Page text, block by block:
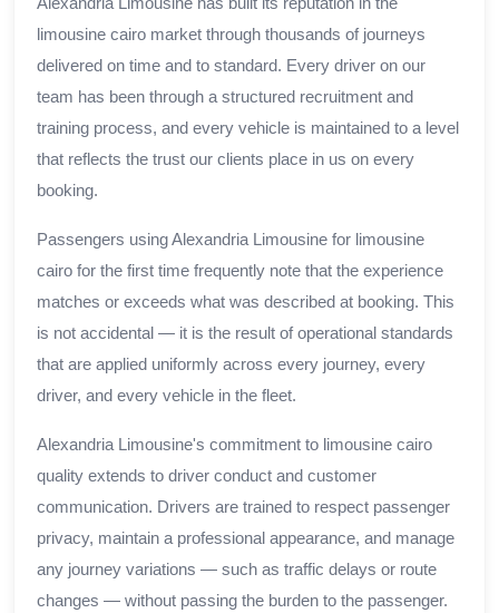
limousine cairo market through thousands of journeys
delivered on time and to standard. Every driver on our
team has been through a structured recruitment and
training process, and every vehicle is maintained to a level
that reflects the trust our clients place in us on every
booking.
Passengers using Alexandria Limousine for limousine
cairo for the first time frequently note that the experience
matches or exceeds what was described at booking. This
is not accidental — it is the result of operational standards
that are applied uniformly across every journey, every
driver, and every vehicle in the fleet.
Alexandria Limousine's commitment to limousine cairo
quality extends to driver conduct and customer
communication. Drivers are trained to respect passenger
privacy, maintain a professional appearance, and manage
any journey variations — such as traffic delays or route
changes — without passing the burden to the passenger.